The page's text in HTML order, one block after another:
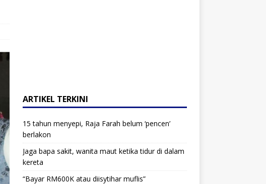
ARTIKEL TERKINI
15 tahun menyepi, Raja Farah belum ‘pencen’
berlakon
Jaga bapa sakit, wanita maut ketika tidur di dalam
kereta
“Bayar RM600K atau diisytihar muflis”